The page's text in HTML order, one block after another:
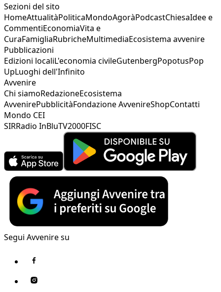
Sezioni del sito
HomeAttualitàPoliticaMondoAgoràPodcastChiesaIdee e
CommentiEconomiaVita e
CuraFamigliaRubricheMultimediaEcosistema avvenire
Pubblicazioni
Edizioni localiL'economia civileGutenbergPopotusPop
UpLuoghi dell'Infinito
Avvenire
Chi siamoRedazioneEcosistema
AvvenirePubblicitàFondazione AvvenireShopContatti
Mondo CEI
SIRRadio InBluTV2000FISC
Segui Avvenire su